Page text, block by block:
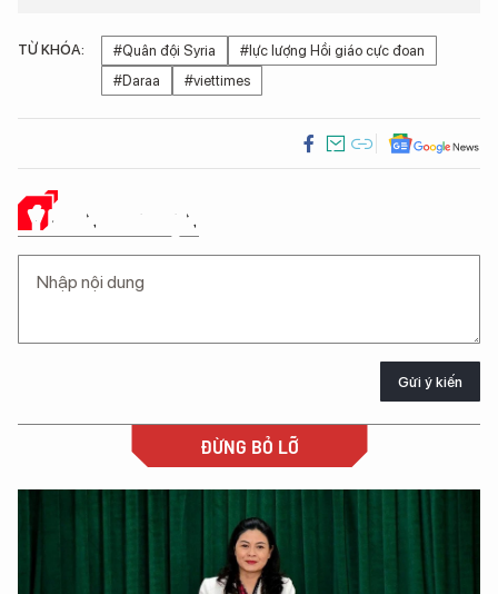
TỪ KHÓA: #Quân đội Syria
#lực lượng Hồi giáo cực đoan
#Daraa
#viettimes
Ý KIẾN CỦA BẠN
Gửi ý kiến
ĐỪNG BỎ LỠ